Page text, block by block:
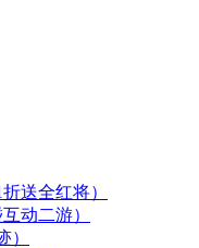
送全红将）
动二游）
）